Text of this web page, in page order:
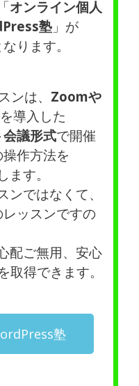
オンライン個人
塾」が
ります。
ンは、 Zoomや
を導入した
議形式で開催
作方法を
ます。
ではなくて、
ッスンですの
配ご無用、安心
取得できます。
塾